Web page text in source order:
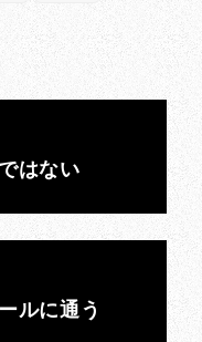
はない
ルに通う